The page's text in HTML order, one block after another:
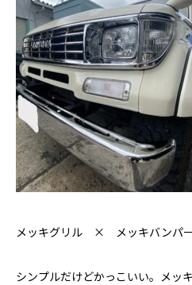
メッキグリル × メッキバンパ
シンプルだけどかっこいい。メ